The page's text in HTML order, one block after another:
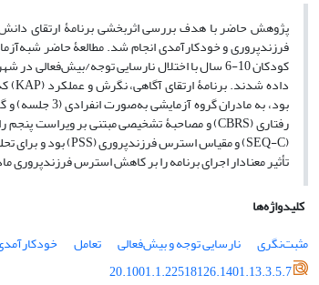
فرزندپروری و خودکارآمدی انجام شد. مطالعۀ حاضر
تأثیر معنادار اجرای برنامه را بر کاهش استرس
کلیدواژه‌ها
مثبت‌نگری
نارسایی توجه و بیش‌فعالی تعامل
20.1001.1.22518126.1401.13.3.5.7